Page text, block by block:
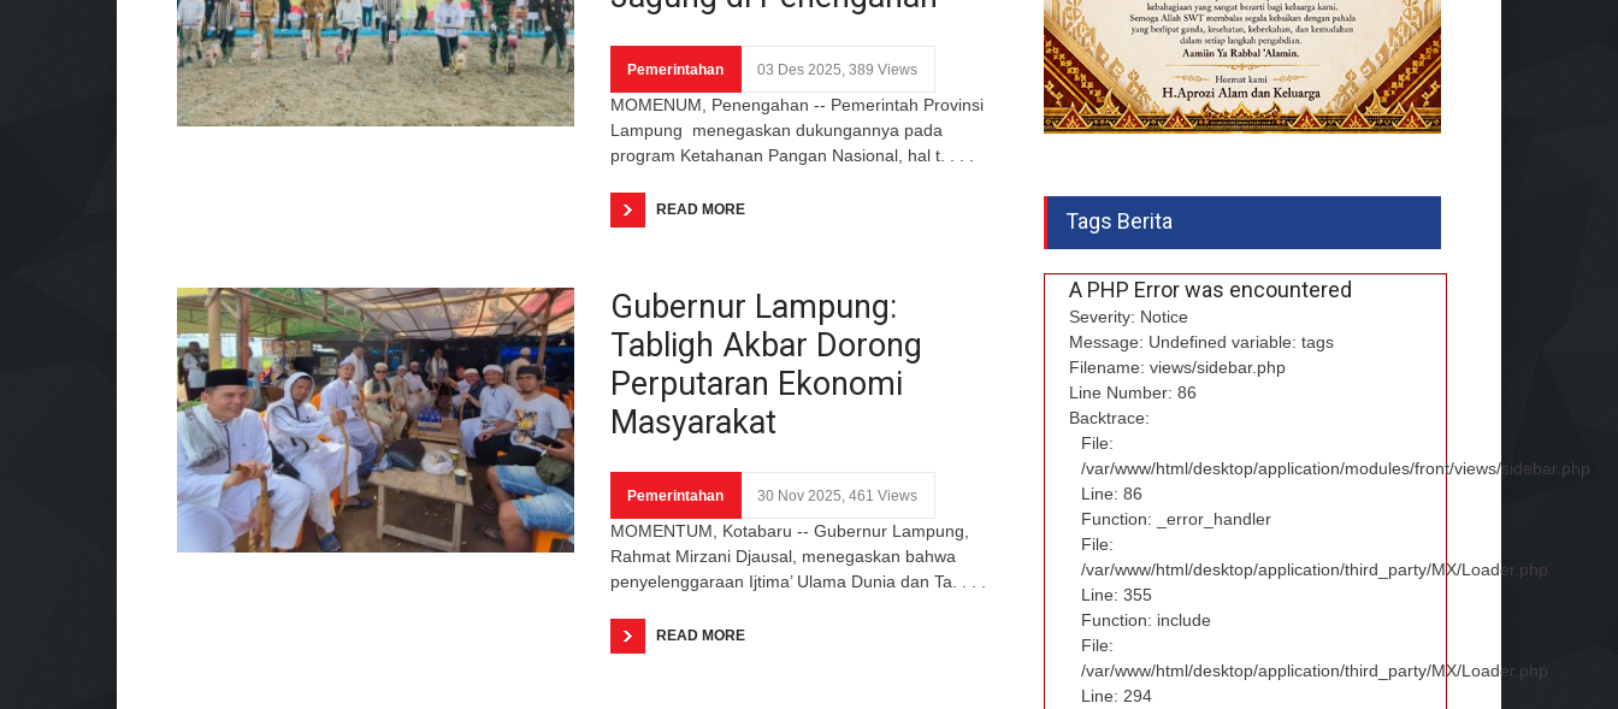
Pemerintahan 03 Des 2025, 389 Views
MOMENUM, Penengahan -- Pemerintah Provinsi
Lampung menegaskan dukungannya pada
program Ketahanan Pangan Nasional, hal t. . . .
READ MORE
Gubernur Lampung:
Tabligh Akbar Dorong
Perputaran Ekonomi
Masyarakat
Pemerintahan 30 Nov 2025, 461 Views
MOMENTUM, Kotabaru -- Gubernur Lampung,
Rahmat Mirzani Djausal, menegaskan bahwa
penyelenggaraan Ijtima’ Ulama Dunia dan Ta. . . .
READ MORE
Tags Berita
A PHP Error was encountered
Severity: Notice
Message: Undefined variable: tags
Filename: views/sidebar.php
Line Number: 86
Backtrace:
File:
/var/www/html/desktop/application/modules/front/views/sidebar.php
Line: 86
Function: _error_handler
File:
/var/www/html/desktop/application/third_party/MX/Loader.php
Line: 355
Function: include
File:
/var/www/html/desktop/application/third_party/MX/Loader.php
Line: 294